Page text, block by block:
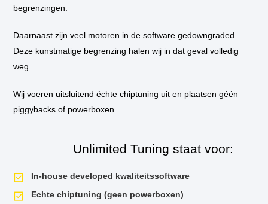
vermogensrun wilt op onze dyno van voor de tuning en daarna, dan is dit
begrenzingen.
Daarnaast zijn veel motoren in de software gedowngraded.
Deze kunstmatige begrenzing halen wij in dat geval volledig
weg.
Wij voeren uitsluitend échte chiptuning uit en plaatsen géén
piggybacks of powerboxen.
Unlimited Tuning staat voor:
In-house developed kwaliteitssoftware
Echte chiptuning (geen powerboxen)